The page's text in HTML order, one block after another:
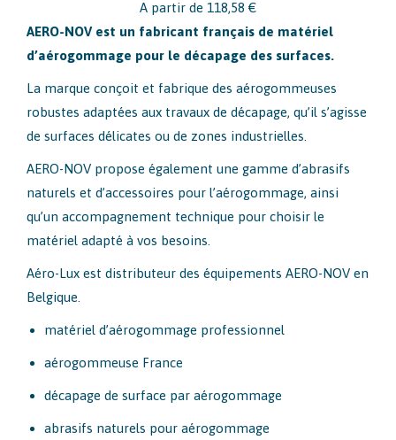
A partir de 118,58 €
AERO-NOV est un fabricant français de matériel
d’aérogommage pour le décapage des surfaces.
La marque conçoit et fabrique des aérogommeuses
robustes adaptées aux travaux de décapage, qu’il s’agisse
de surfaces délicates ou de zones industrielles.
AERO-NOV propose également une gamme d’abrasifs
naturels et d’accessoires pour l’aérogommage, ainsi
qu’un accompagnement technique pour choisir le
matériel adapté à vos besoins.
Aéro-Lux est distributeur des équipements AERO-NOV en
Belgique.
matériel d’aérogommage professionnel
aérogommeuse France
décapage de surface par aérogommage
abrasifs naturels pour aérogommage